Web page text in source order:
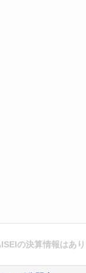
の決算情報はあり